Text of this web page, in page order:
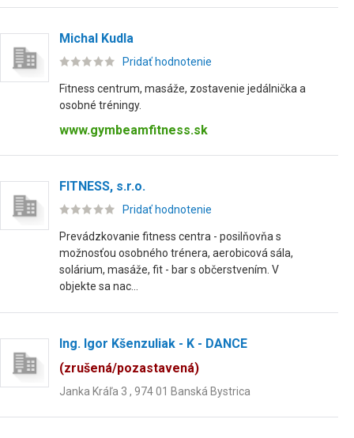
Michal Kudla
Pridať hodnotenie
Fitness centrum, masáže, zostavenie jedálnička a
osobné tréningy.
www.gymbeamfitness.sk
FITNESS, s.r.o.
Pridať hodnotenie
Prevádzkovanie fitness centra - posilňovňa s
možnosťou osobného trénera, aerobicová sála,
solárium, masáže, fit - bar s občerstvením. V
objekte sa nac...
Ing. Igor Kšenzuliak - K - DANCE
(zrušená/pozastavená)
Janka Kráľa 3 , 974 01 Banská Bystrica